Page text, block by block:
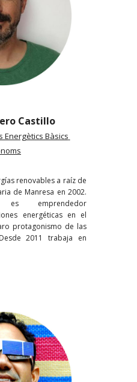
Castillo
Energètics Bàsics
renovables a raíz de
de Manresa en 2002.
es emprendedor
energéticas en el
protagonismo de las
2011 trabaja en